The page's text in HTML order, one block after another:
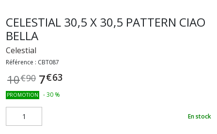
CELESTIAL 30,5 X 30,5 PATTERN CIAO
BELLA
Celestial
Référence : CBT087
10€90 7€63
PROMOTION -30 %
En stock